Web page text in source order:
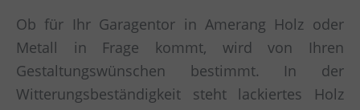
Ob für Ihr Garagentor in Amerang Holz oder
Metall in Frage kommt, wird von Ihren
Gestaltungswünschen bestimmt. In der
Witterungsbeständigkeit steht lackiertes Holz